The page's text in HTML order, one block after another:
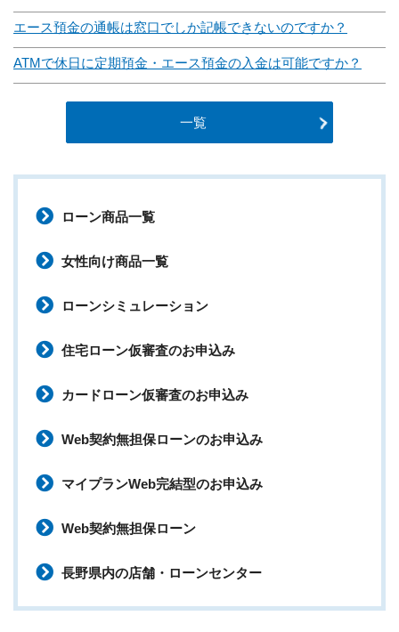
エース預金の通帳は窓口でしか記帳できないのですか？
ATMで休日に定期預金・エース預金の入金は可能ですか？
一覧
ローン商品一覧
女性向け商品一覧
ローンシミュレーション
住宅ローン仮審査のお申込み
カードローン仮審査のお申込み
Web契約無担保ローンのお申込み
マイプランWeb完結型のお申込み
Web契約無担保ローン
長野県内の店舗・ローンセンター